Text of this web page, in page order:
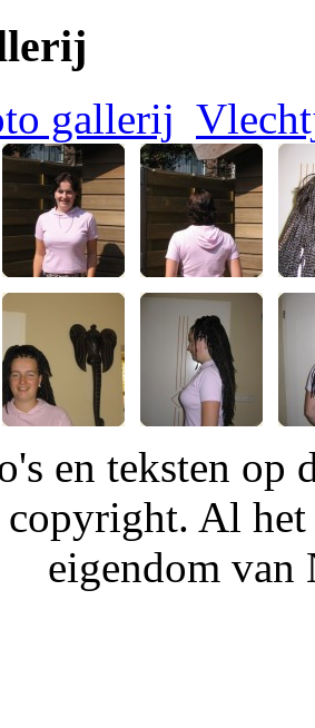
gallerij
en teksten op
Al het
eigendom